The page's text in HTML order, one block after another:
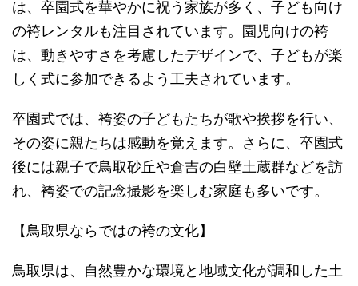
は、卒園式を華やかに祝う家族が多く、子ども向け
の袴レンタルも注目されています。園児向けの袴
は、動きやすさを考慮したデザインで、子どもが楽
しく式に参加できるよう工夫されています。
卒園式では、袴姿の子どもたちが歌や挨拶を行い、
その姿に親たちは感動を覚えます。さらに、卒園式
後には親子で鳥取砂丘や倉吉の白壁土蔵群などを訪
れ、袴姿での記念撮影を楽しむ家庭も多いです。
【鳥取県ならではの袴の文化】
鳥取県は、自然豊かな環境と地域文化が調和した土